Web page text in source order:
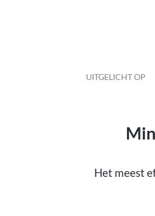
UITGELICHT OP
Het meest